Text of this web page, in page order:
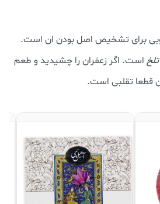
برای تشخیص اصل بودن ان است.
است. اگر زعفران را چشیدید و طعم
قطعا تقلبی است.